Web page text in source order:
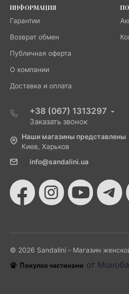
ИНФОРМАЦИЯ
Гарантии
Возврат обмен
Публичная оферта
О компании
Доставка и оплата
+38 (067) 1313297
Заказать звонок
Наши магазины представлены
Киев, Харьков
info@sandalini.ua
© 2026 Sandalini - Магазин
от